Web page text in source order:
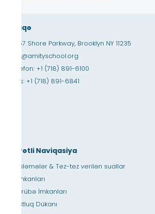
Əlaqə
3867 Shore Parkway, Brooklyn NY 11235
info@amityschool.org
Telefon: +1 (718) 891-6100
Faks: +1 (718) 891-6841
Sürətli Naviqasiya
Yeniləmələr & Tez-tez verilən suallar
İş imkanları
Təcrübə İmkanları
Dostluq Dükanı